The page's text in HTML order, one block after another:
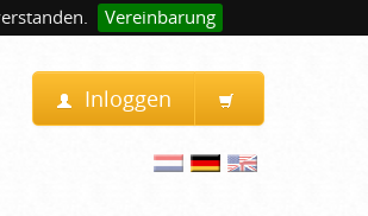
Vereinbarung
Inloggen